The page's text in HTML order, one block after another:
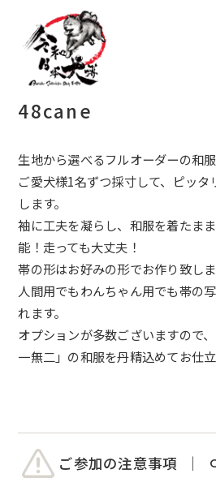
48cane
生地から選べるフルオーダーの和服
ご愛犬様1名ずつ採寸して、ピッ
します。
袖に工夫を凝らし、和服を着たま
能！ 走っても大丈夫！
帯の形はお好みの形でお作り致しま
人間用でもわんちゃん用でも帯の
れます。
オプションが多数ございますので
一無二」 の和服を丹精込めてお仕
ご参加の注意事項